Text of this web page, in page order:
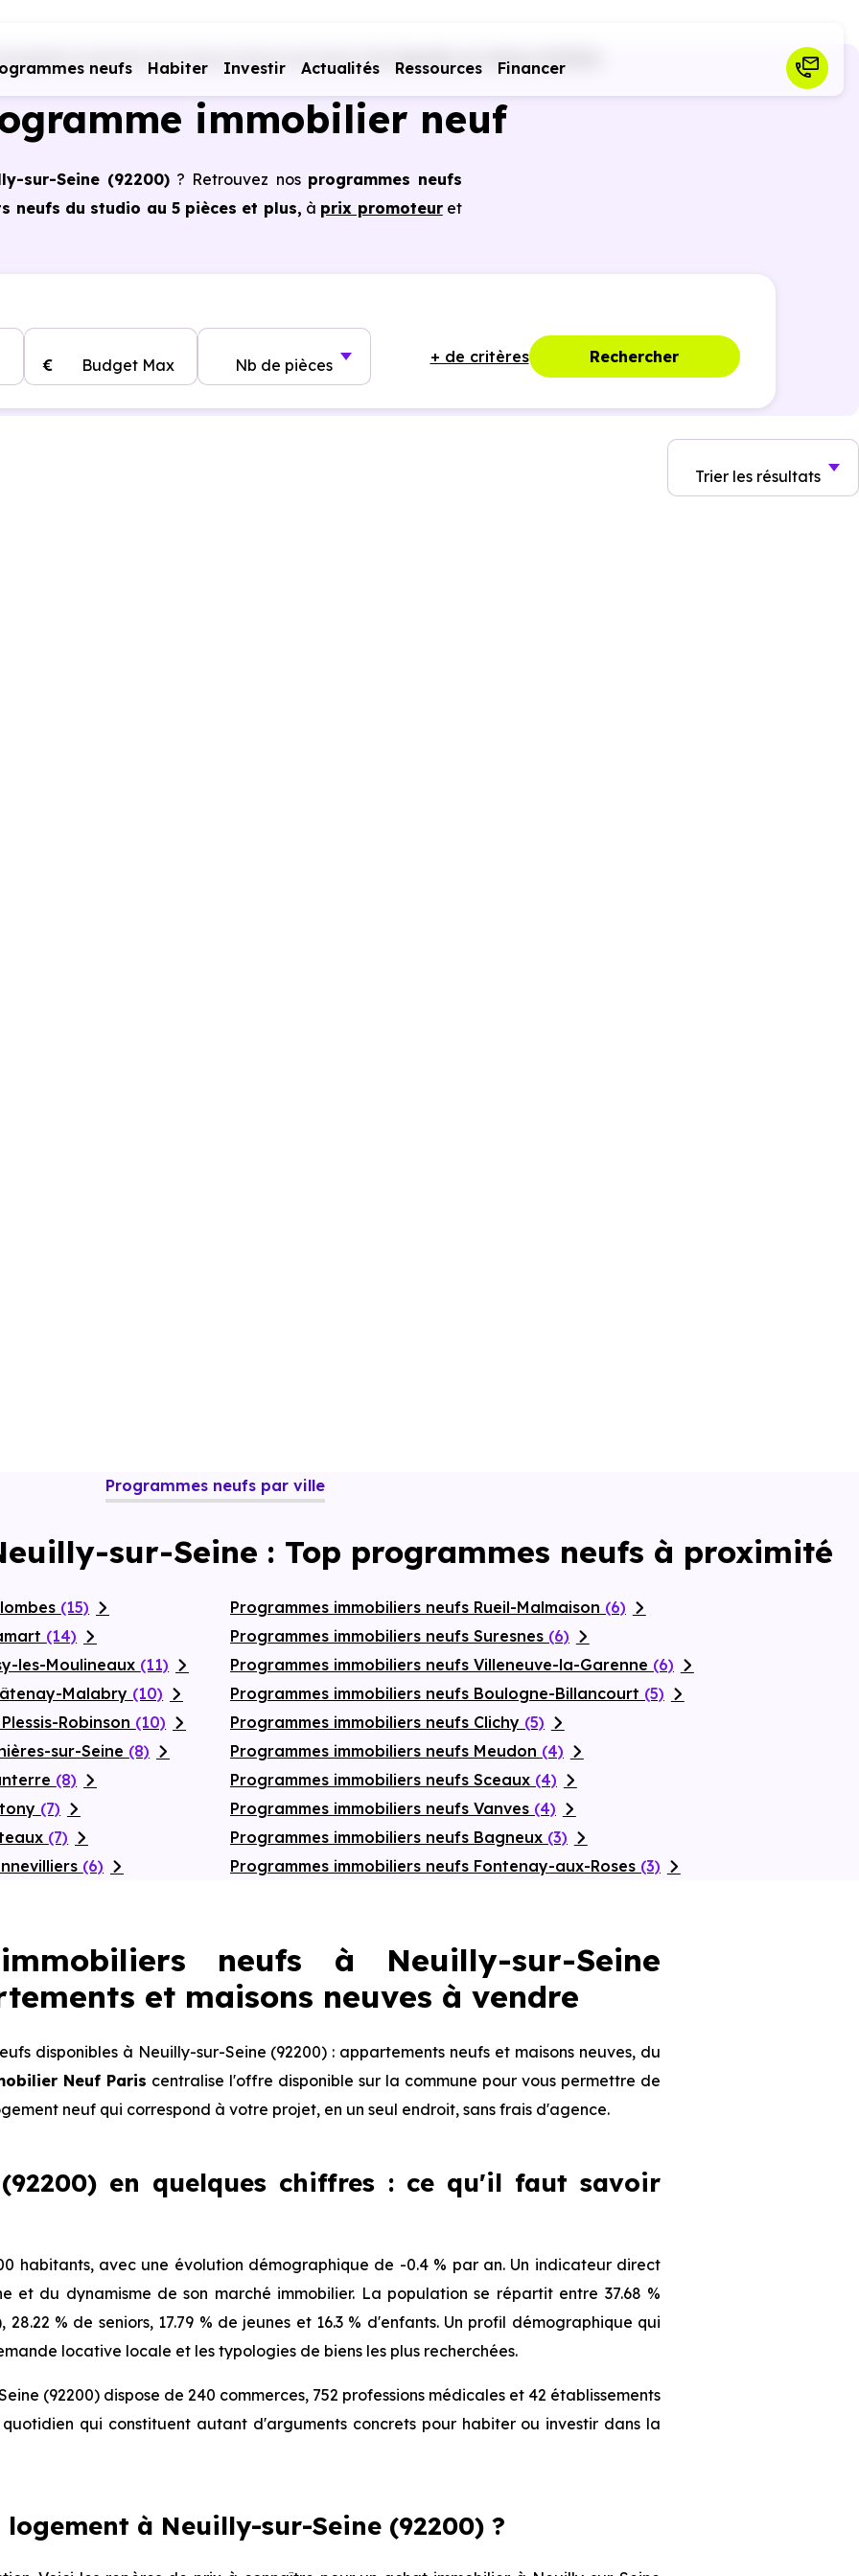
neufs Habiter Investir Actualités Ressources Financer
neufs Ile-de-France Hauts-de-Seine (92) Neuilly-sur-Seine (92200)
immobilier neuf
sur-Seine (92200)? Retrouvez nos programmes neufs
neufs du studio au 5 pièces et plus, à prix promoteuret
Budget Max
€ Nb de pièces + de critères Rechercher
Trier les résultats
Programmes neufs par ville
sur-Seine : Top programmes neufs à proximité
(15)
(14)
les-Moulineaux (11)
Malabry (10)
Robinson (10)
sur-Seine (8)
(8)
(7)
(7)
(6)
Programmes immobiliers neufs Rueil-Malmaison (6)
Programmes immobiliers neufs Suresnes (6)
Programmes immobiliers neufs Villeneuve-la-Garenne (6)
Programmes immobiliers neufs Boulogne-Billancourt (5)
Programmes immobiliers neufs Clichy (5)
Programmes immobiliers neufs Meudon (4)
Programmes immobiliers neufs Sceaux (4)
Programmes immobiliers neufs Vanves (4)
Programmes immobiliers neufs Bagneux (3)
Programmes immobiliers neufs Fontenay-aux-Roses (3)
neufs à Neuilly-sur-Seine
et maisons neuves à vendre
disponibles à Neuilly-sur-Seine (92200) : appartements neufs et maisons neuves, du
Neuf Paris centralise l'offre disponible sur la commune pour vous permettre de
neuf qui correspond à votre projet, en un seul endroit, sans frais d'agence.
en quelques chiffres : ce qu'il faut savoir
habitants, avec une évolution démographique de -0.4 % par an. Un indicateur direct
et du dynamisme de son marché immobilier. La population se répartit entre 37.68 %
% de seniors, 17.79 % de jeunes et 16.3 % d'enfants. Un profil démographique qui
locative locale et les typologies de biens les plus recherchées.
(92200) dispose de 240 commerces, 752 professions médicales et 42 établissements
quotidien qui constituent autant d'arguments concrets pour habiter ou investir dans la
à Neuilly-sur-Seine (92200) ?